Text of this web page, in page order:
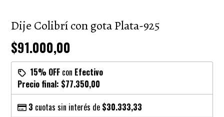
Dije Colibrí con gota Plata-925
$91.000,00
15% OFF con Efectivo
Precio final: $77.350,00
3 cuotas sin interés de $30.333,33